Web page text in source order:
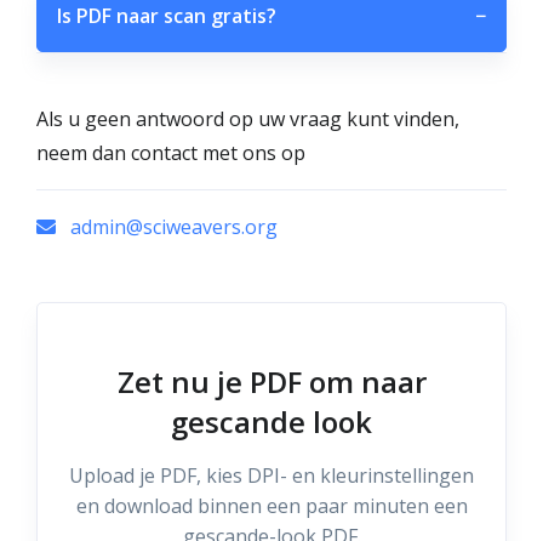
Is PDF naar scan gratis? −
Als u geen antwoord op uw vraag kunt vinden,
neem dan contact met ons op
admin@sciweavers.org
Zet nu je PDF om naar
gescande look
Upload je PDF, kies DPI- en kleurinstellingen
en download binnen een paar minuten een